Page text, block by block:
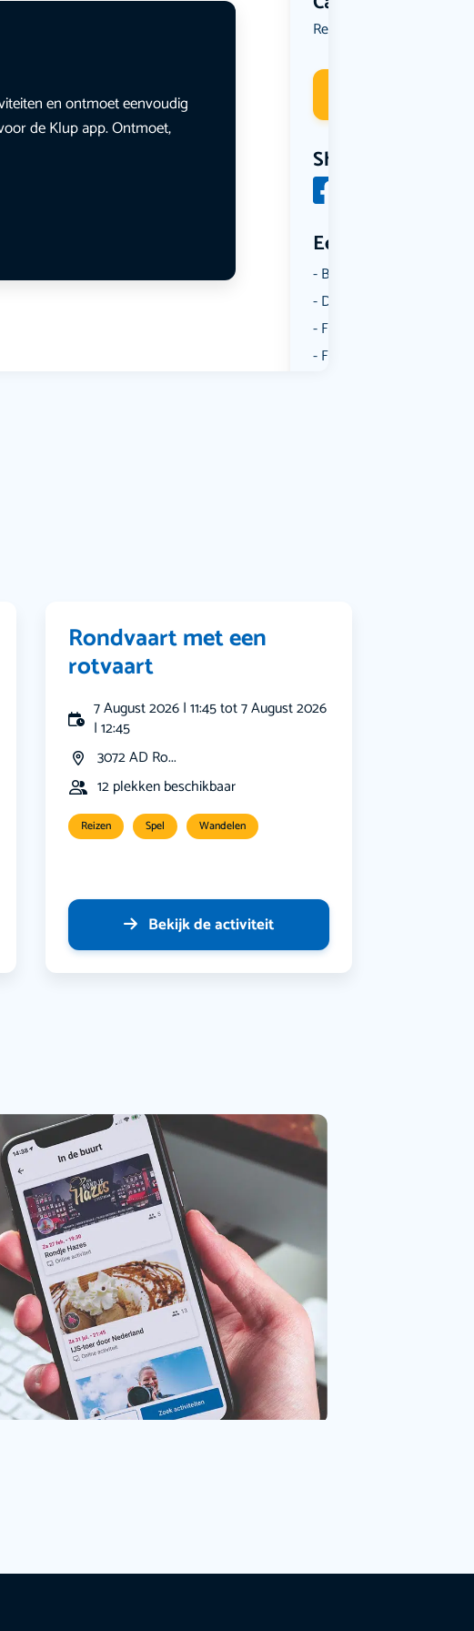
Reizen
Share
Een aantal
Borrelen
Dansen
Fietsen
Film
en ontmoet eenvoudig
de Klup app. Ontmoet,
Rondvaart met een
rotvaart
7 August 2026 | 11:45 tot 7 August 2026
| 12:45
3072 AD Ro...
12 plekken beschikbaar
Reizen Spel Wandelen
Bekijk de activiteit